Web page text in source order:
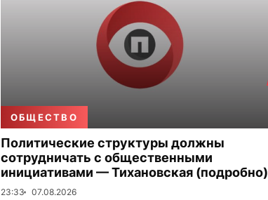
ОБЩЕСТВО
Политические структуры должны
сотрудничать с общественными
инициативами — Тихановская (подробно)
23:33 07.08.2026